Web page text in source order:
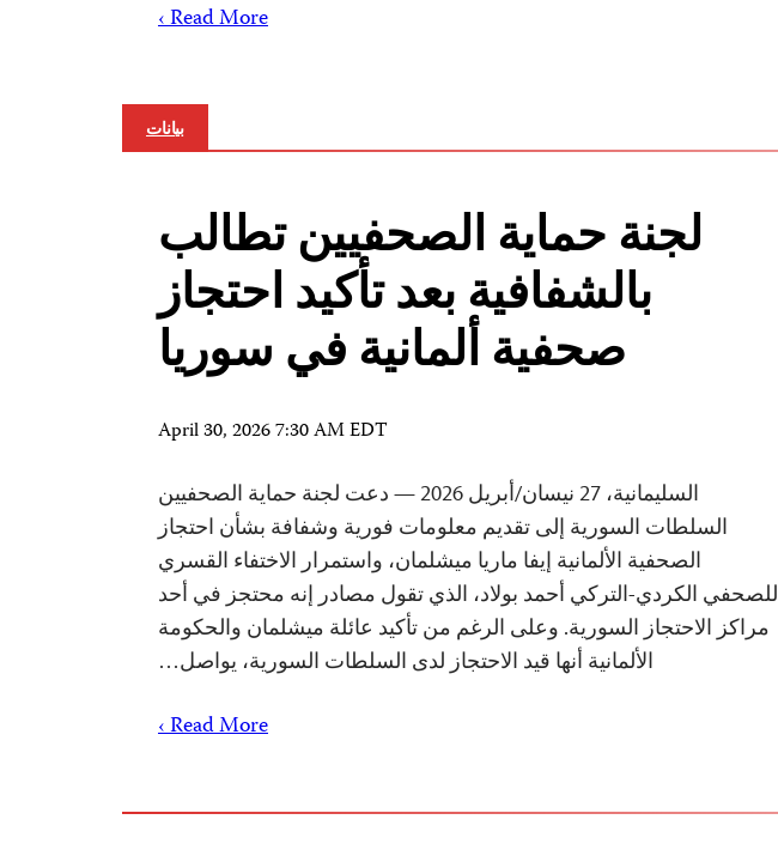
Read More ›
بيانات
لجنة حماية الصحفيين تطالب
بالشفافية بعد تأكيد احتجاز
صحفية ألمانية في سوريا
April 30, 2026 7:30 AM EDT
السليمانية، 27 نيسان/أبريل 2026 — دعت لجنة حماية الصحفيين
السلطات السورية إلى تقديم معلومات فورية وشفافة بشأن احتجاز
الصحفية الألمانية إيفا ماريا ميشلمان، واستمرار الاختفاء القسري
للصحفي الكردي-التركي أحمد بولاد، الذي تقول مصادر إنه محتجز في أحد
مراكز الاحتجاز السورية. وعلى الرغم من تأكيد عائلة ميشلمان والحكومة
الألمانية أنها قيد الاحتجاز لدى السلطات السورية، يواصل…
Read More ›